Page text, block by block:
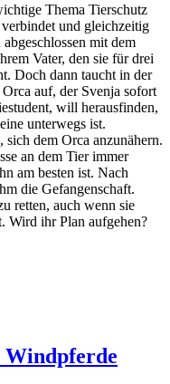
Thema Tierschutz
und gleichzeitig
mit dem
Vater, den sie für drei
Doch dann taucht in der
auf, der Svenja sofort
will herausfinden,
unterwegs ist.
dem Orca anzunähern.
an dem Tier immer
am besten ist. Nach
die Gefangenschaft.
retten, auch wenn sie
Wird ihr Plan aufgehen?
Windpferde